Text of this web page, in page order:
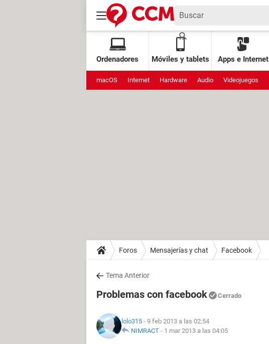
Ordenadores Móviles y tablets Apps e Internet
macOS Internet Hardware Audio Videojuegos
Foros Mensajerías y chat Facebook
Tema Anterior
Problemas con facebook Cerrado
lolo315 - 9 feb 2013 a las 02:54
NIMRACT - 1 mar 2013 a las 04:05